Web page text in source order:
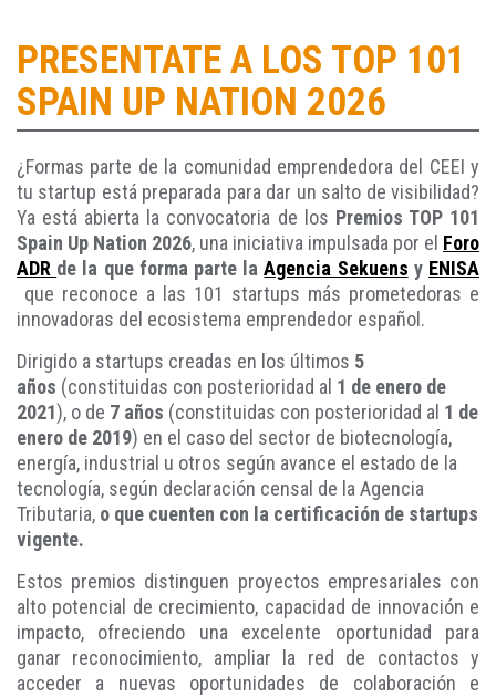
PRESENTATE A LOS TOP 101
SPAIN UP NATION 2026
¿Formas parte de la comunidad emprendedora del CEEI y
tu startup está preparada para dar un salto de visibilidad?
Ya está abierta la convocatoria de los Premios TOP 101
Spain Up Nation 2026, una iniciativa impulsada por el Foro
ADR de la que forma parte laAgencia Sekuens y ENISA
que reconoce a las 101 startups más prometedoras e
innovadoras del ecosistema emprendedor español.
Dirigido a startups creadas en los últimos 5
años (constituidas con posterioridad al 1 de enero de
2021), o de 7 años (constituidas con posterioridad al 1 de
enero de 2019) en el caso del sector de biotecnología,
energía, industrial u otros según avance el estado de la
tecnología, según declaración censal de la Agencia
Tributaria, o que cuenten con la certificación de startups
vigente.
Estos premios distinguen proyectos empresariales con
alto potencial de crecimiento, capacidad de innovación e
impacto, ofreciendo una excelente oportunidad para
ganar reconocimiento, ampliar la red de contactos y
acceder a nuevas oportunidades de colaboración e